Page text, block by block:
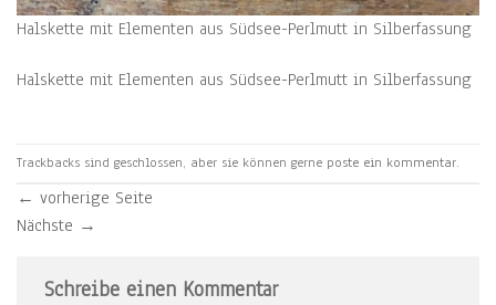
Halskette mit Elementen aus Südsee-Perlmutt in Silberfassung
Halskette mit Elementen aus Südsee-Perlmutt in Silberfassung
Trackbacks sind geschlossen, aber sie können gerne poste ein kommentar.
← vorherige Seite
Nächste →
Schreibe einen Kommentar